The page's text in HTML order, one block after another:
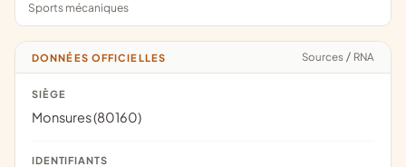
Sports mécaniques
DONNÉES OFFICIELLES Sources / RNA
SIÈGE
Monsures (80160)
IDENTIFIANTS